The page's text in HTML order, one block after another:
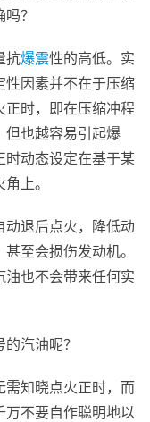
？
抗爆震性的高低。实
性因素并不在于压缩
正时，即在压缩冲程
但也越容易引起爆
时动态设定在基于某
上。
退后点火，降低动
至会损伤发动机。
也不会带来任何实
汽油呢？
需知晓点火正时，而
万不要自作聪明地以